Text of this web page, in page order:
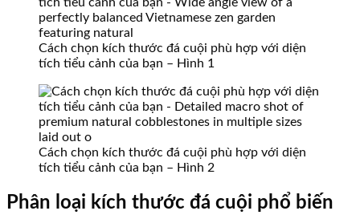
Cách chọn kích thước đá cuội phù hợp với diện
tích tiểu cảnh của bạn – Hình 1
Cách chọn kích thước đá cuội phù hợp với diện
tích tiểu cảnh của bạn – Hình 2
Phân loại kích thước đá cuội phổ biến